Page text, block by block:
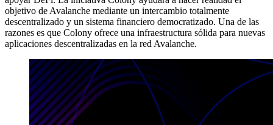
objetivo de Avalanche mediante un intercambio totalmente
descentralizado y un sistema financiero democratizado. Una de las
razones es que Colony ofrece una infraestructura sólida para nuevas
aplicaciones descentralizadas en la red Avalanche.